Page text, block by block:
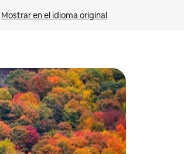
Mostrar en el idioma original